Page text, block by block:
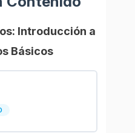
Introducción a
Básicos